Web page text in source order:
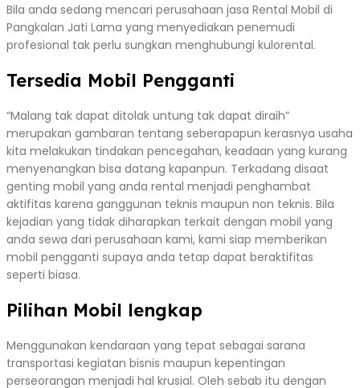
Bila anda sedang mencari perusahaan jasa Rental Mobil di
Pangkalan Jati Lama yang menyediakan penemudi
profesional tak perlu sungkan menghubungi kulorental.
Tersedia Mobil Pengganti
“Malang tak dapat ditolak untung tak dapat diraih”
merupakan gambaran tentang seberapapun kerasnya usaha
kita melakukan tindakan pencegahan, keadaan yang kurang
menyenangkan bisa datang kapanpun. Terkadang disaat
genting mobil yang anda rental menjadi penghambat
aktifitas karena ganggunan teknis maupun non teknis. Bila
kejadian yang tidak diharapkan terkait dengan mobil yang
anda sewa dari perusahaan kami, kami siap memberikan
mobil pengganti supaya anda tetap dapat beraktifitas
seperti biasa.
Pilihan Mobil lengkap
Menggunakan kendaraan yang tepat sebagai sarana
transportasi kegiatan bisnis maupun kepentingan
perseorangan menjadi hal krusial. Oleh sebab itu dengan